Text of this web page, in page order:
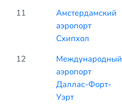
11
Амстердамский
аэропорт
Схипхол
12
Международный
аэропорт
Даллас-Форт-
Уэрт